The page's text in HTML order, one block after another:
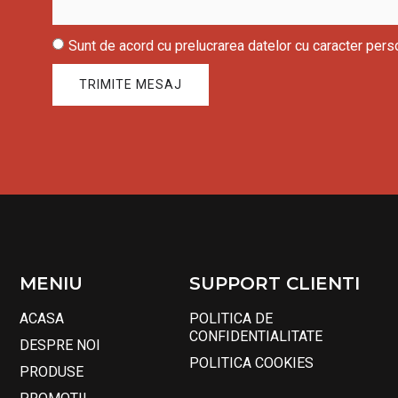
Sunt de acord cu prelucrarea datelor cu caracter
TRIMITE MESAJ
MENIU
ACASA
DESPRE NOI
PRODUSE
SUPPORT CLIENTI
POLITICA DE
CONFIDENTIALITATE
POLITICA COOKIES